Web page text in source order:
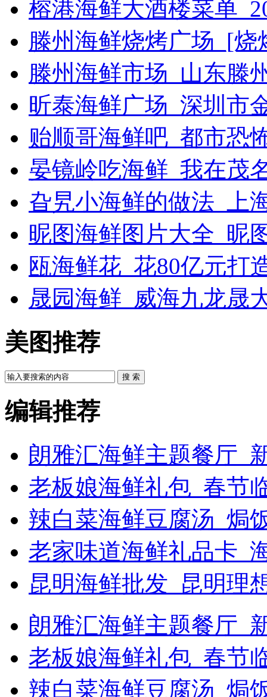
榕港海鲜大酒楼菜单
滕州海鲜烧烤广场_[
滕州海鲜市场_山东滕
昕泰海鲜广场_深圳市
贻顺哥海鲜吧_都市恐
晏镜岭吃海鲜_我在茂
旮旯小海鲜的做法_上
昵图海鲜图片大全_昵
瓯海鲜花_花80亿元打
晟园海鲜_威海九龙晟
美图推荐
搜 索
编辑推荐
朗雅汇海鲜主题餐厅_
老板娘海鲜礼包_春节
辣白菜海鲜豆腐汤_焗
老家味道海鲜礼品卡_
昆明海鲜批发_昆明理
朗雅汇海鲜主题餐厅_
老板娘海鲜礼包_春节
辣白菜海鲜豆腐汤_焗